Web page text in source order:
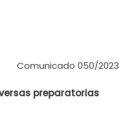
Comunicado 050/2023
preparatorias